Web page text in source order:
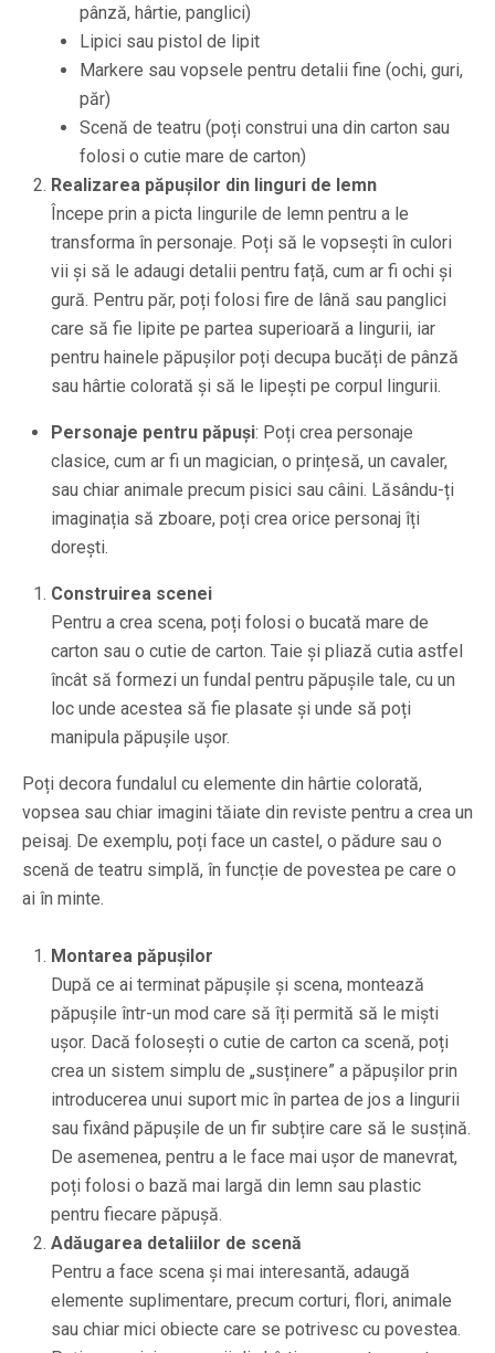
pânză, hârtie, panglici)
Lipici sau pistol de lipit
Markere sau vopsele pentru detalii fine (ochi, guri,
păr)
Scenă de teatru (poți construi una din carton sau
folosi o cutie mare de carton)
Realizarea păpușilor din linguri de lemn
Începe prin a picta lingurile de lemn pentru a le
transforma în personaje. Poți să le vopsești în culori
vii și să le adaugi detalii pentru față, cum ar fi ochi și
gură. Pentru păr, poți folosi fire de lână sau panglici
care să fie lipite pe partea superioară a lingurii, iar
pentru hainele păpușilor poți decupa bucăți de pânză
sau hârtie colorată și să le lipești pe corpul lingurii.
Personaje pentru păpuși: Poți crea personaje
clasice, cum ar fi un magician, o prințesă, un cavaler,
sau chiar animale precum pisici sau câini. Lăsându-ți
imaginația să zboare, poți crea orice personaj îți
dorești.
Construirea scenei
Pentru a crea scena, poți folosi o bucată mare de
carton sau o cutie de carton. Taie și pliază cutia astfel
încât să formezi un fundal pentru păpușile tale, cu un
loc unde acestea să fie plasate și unde să poți
manipula păpușile ușor.
Poți decora fundalul cu elemente din hârtie colorată,
vopsea sau chiar imagini tăiate din reviste pentru a crea un
peisaj. De exemplu, poți face un castel, o pădure sau o
scenă de teatru simplă, în funcție de povestea pe care o
ai în minte.
Montarea păpușilor
După ce ai terminat păpușile și scena, montează
păpușile într-un mod care să îți permită să le miști
ușor. Dacă folosești o cutie de carton ca scenă, poți
crea un sistem simplu de „susținere” a păpușilor prin
introducerea unui suport mic în partea de jos a lingurii
sau fixând păpușile de un fir subțire care să le susțină.
De asemenea, pentru a le face mai ușor de manevrat,
poți folosi o bază mai largă din lemn sau plastic
pentru fiecare păpușă.
Adăugarea detaliilor de scenă
Pentru a face scena și mai interesantă, adaugă
elemente suplimentare, precum corturi, flori, animale
sau chiar mici obiecte care se potrivesc cu povestea.